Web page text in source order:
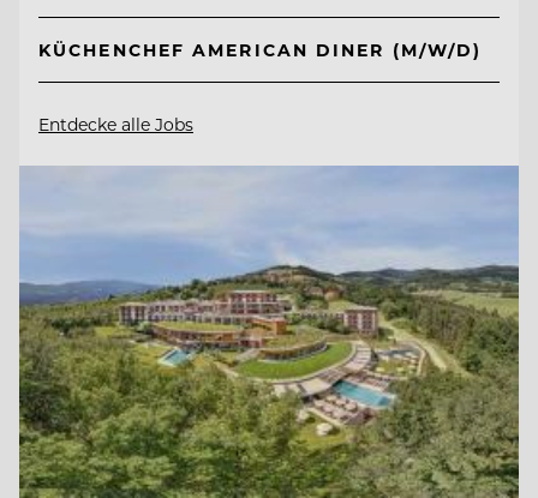
KÜCHENCHEF AMERICAN DINER (M/W/D)
Entdecke alle Jobs